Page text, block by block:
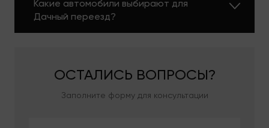
Какие автомобили выбирают для
Дачный переезд?
ОСТАЛИСЬ ВОПРОСЫ?
Заполните форму для консультации